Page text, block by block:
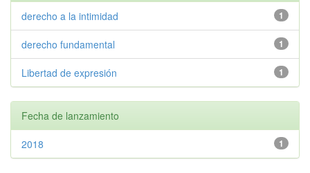
1
derecho a la intimidad
1
derecho fundamental
1
Libertad de expresión
Fecha de lanzamiento
1
2018